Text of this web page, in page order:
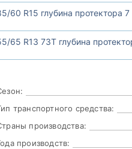
60 R15 глубина протектора
65 R13 73T глубина
транспортного средства:
производства:
производств: